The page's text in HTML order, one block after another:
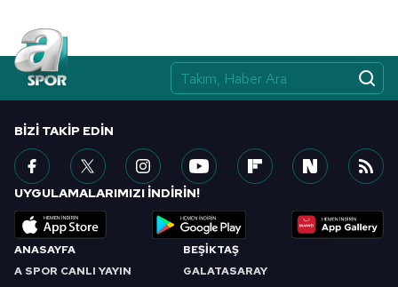
ANASAYFA
A SPOR CANLI YAYIN
BEŞİKTAŞ
GALATASARAY
BIZI TAKIP EDIN
UYGULAMALARIMIZI İNDİRİN!